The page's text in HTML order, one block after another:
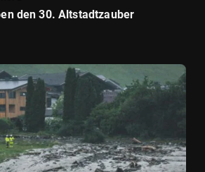
den 30. Altstadtzauber